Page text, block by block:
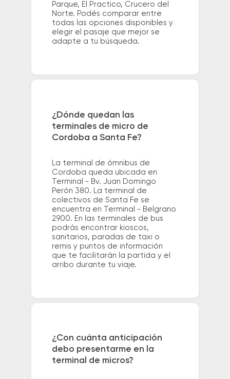
Parque, El Practico, Crucero del
Norte. Podés comparar entre
todas las opciones disponibles y
elegir el pasaje que mejor se
adapte a tu búsqueda.
¿Dónde quedan las
terminales de micro de
Cordoba a Santa Fe?
La terminal de ómnibus de
Cordoba queda ubicada en
Terminal - Bv. Juan Domingo
Perón 380. La terminal de
colectivos de Santa Fe se
encuentra en Terminal - Belgrano
2900. En las terminales de bus
podrás encontrar kioscos,
sanitarios, paradas de taxi o
remis y puntos de información
que te facilitarán la partida y el
arribo durante tu viaje.
¿Con cuánta anticipación
debo presentarme en la
terminal de micros?